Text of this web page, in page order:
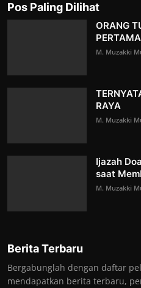
Pos Paling Dilihat
ORANG
M. Muzakki
RAYA
M. Muzakki
Ijazah
saat
M. Muzakki
Berita Terbaru
Bergabunglah dengan daftar
mendapatkan berita terbaru,